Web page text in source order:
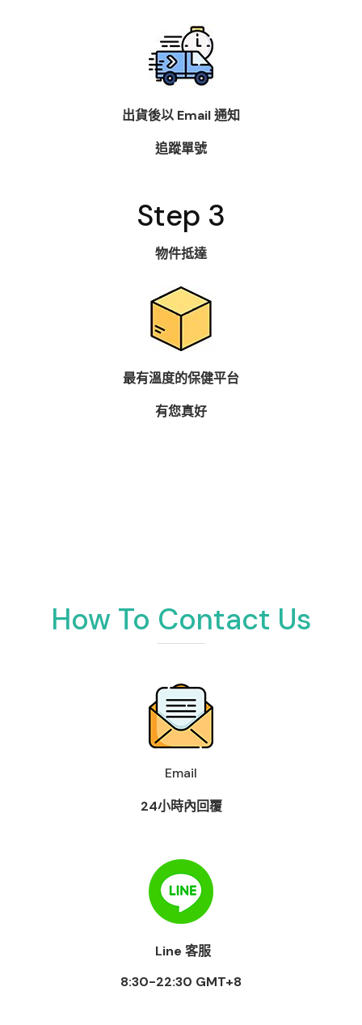
出貨後以 Email 通知
追蹤單號
Step 3
物件抵達
最有溫度的保健平台
有您真好
How To Contact Us
Email
24小時內回覆
Line 客服
8:30-22:30 GMT+8